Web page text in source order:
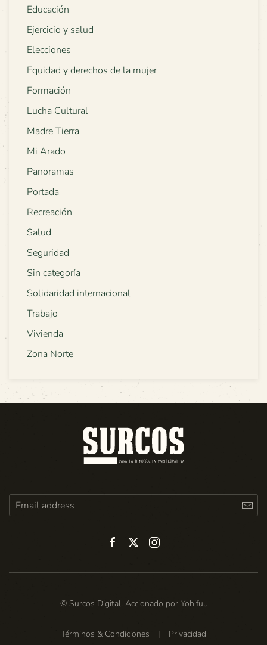
Educación
Ejercicio y salud
Elecciones
Equidad y derechos de la mujer
Formación
Lucha Cultural
Madre Tierra
Mi Arado
Panoramas
Portada
Recreación
Salud
Seguridad
Sin categoría
Solidaridad internacional
Trabajo
Vivienda
Zona Norte
© Surcos Digital. Accionado por Yohiful.
Términos & Condiciones | Privacidad